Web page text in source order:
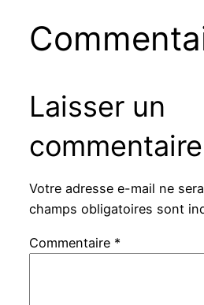
Laisser un
commentaire
Votre adresse e-mail ne
champs obligatoires sont
Commentaire *